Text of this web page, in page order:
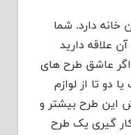
دارد. شما
علاقه دارید
اگر عاشق طرح های
دو تا از لوازم
این طرح بیشتر و
گیری یک طرح